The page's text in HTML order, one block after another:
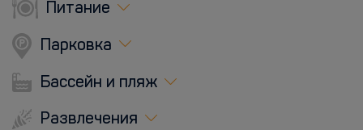
Питание
Парковка
Бассейн и пляж
Развлечения